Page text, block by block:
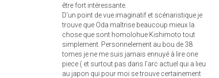
être fort intéressante.
D'un point de vue imaginatif et scénaristique je
trouve que Oda maîtrise beaucoup mieux la
chose que sont homolohue Kishimoto tout
simplement. Personnelement au bou de 38
tomes je ne me suis jamais ennuyé à lire one
piece ( et surtout pas dans l'arc actuel qui a lieu
au japon qui pour moi se trouve certainement